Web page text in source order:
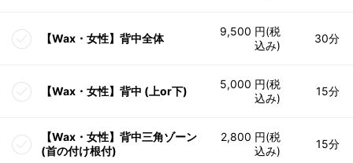
【Wax・女性】背中全体
9,500 円(税
込み)
30分
【Wax・女性】背中 (上or下)
5,000 円(税
込み)
15分
【Wax・女性】背中三角ゾーン
(首の付け根付)
2,800 円(税
込み)
15分